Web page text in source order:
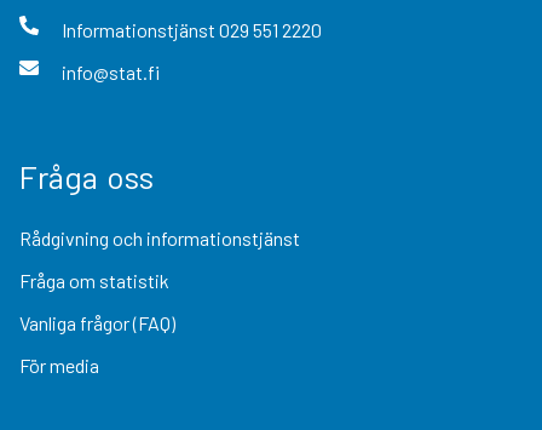
Informationstjänst 029 551 2220
info@stat.fi
Fråga oss
Rådgivning och informationstjänst
Fråga om statistik
Vanliga frågor (FAQ)
För media